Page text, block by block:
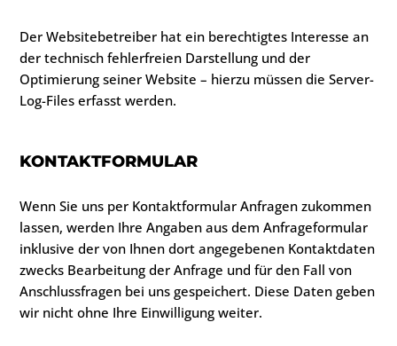
Der Websitebetreiber hat ein berechtigtes Interesse an
der technisch fehlerfreien Darstellung und der
Optimierung seiner Website – hierzu müssen die Server-
Log-Files erfasst werden.
KONTAKTFORMULAR
Wenn Sie uns per Kontaktformular Anfragen zukommen
lassen, werden Ihre Angaben aus dem Anfrageformular
inklusive der von Ihnen dort angegebenen Kontaktdaten
zwecks Bearbeitung der Anfrage und für den Fall von
Anschlussfragen bei uns gespeichert. Diese Daten geben
wir nicht ohne Ihre Einwilligung weiter.